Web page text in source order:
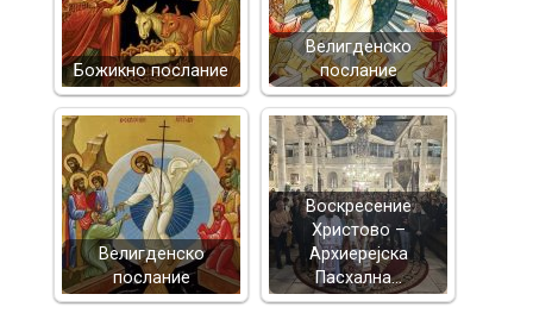
Божикно послание
Велигденско
послание
Велигденско
послание
Воскресение
Христово –
Архиерејска
Пасхална…